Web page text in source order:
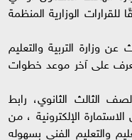
للقرارات الوزارية المنظمة
وزارة التربية والتعليم
على آخر موعد خطوات
الثالث الثانوي، رابط
الإلكترونية ، من
والتعليم الفني بسهوله